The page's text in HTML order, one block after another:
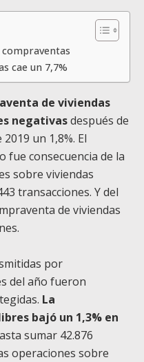
compraventas
cae un 7,7%
de viviendas
negativasdespués de
un 1,8%. El
consecuencia de la
sobre viviendas
transacciones. Y del
de viviendas
por
del año fueron
La
bajó un 1,3% en
sumar 42.876
operaciones sobre